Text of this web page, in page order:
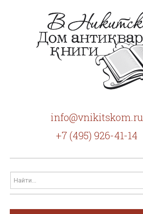
info@vnikitskom.ru
+7 (495) 926-41-14